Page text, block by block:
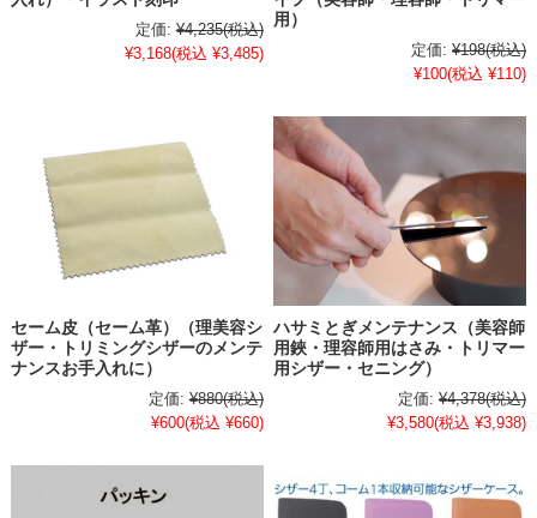
定価: ¥4,235(税込)
¥3,168(税込 ¥3,485)
用）
定価: ¥198(税込)
¥100(税込 ¥110)
セーム皮（セーム革）（理美容シ
ザー・トリミングシザーのメンテ
ナンスお手入れに）
定価: ¥880(税込)
¥600(税込 ¥660)
ハサミとぎメンテナンス（美容師
用鋏・理容師用はさみ・トリマー
用シザー・セニング）
定価: ¥4,378(税込)
¥3,580(税込 ¥3,938)